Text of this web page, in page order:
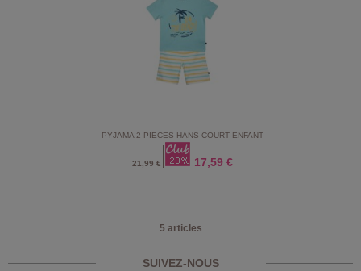
PYJAMA 2 PIECES HANS COURT ENFANT
21,99 € 17,59 €
5 articles
SUIVEZ-NOUS